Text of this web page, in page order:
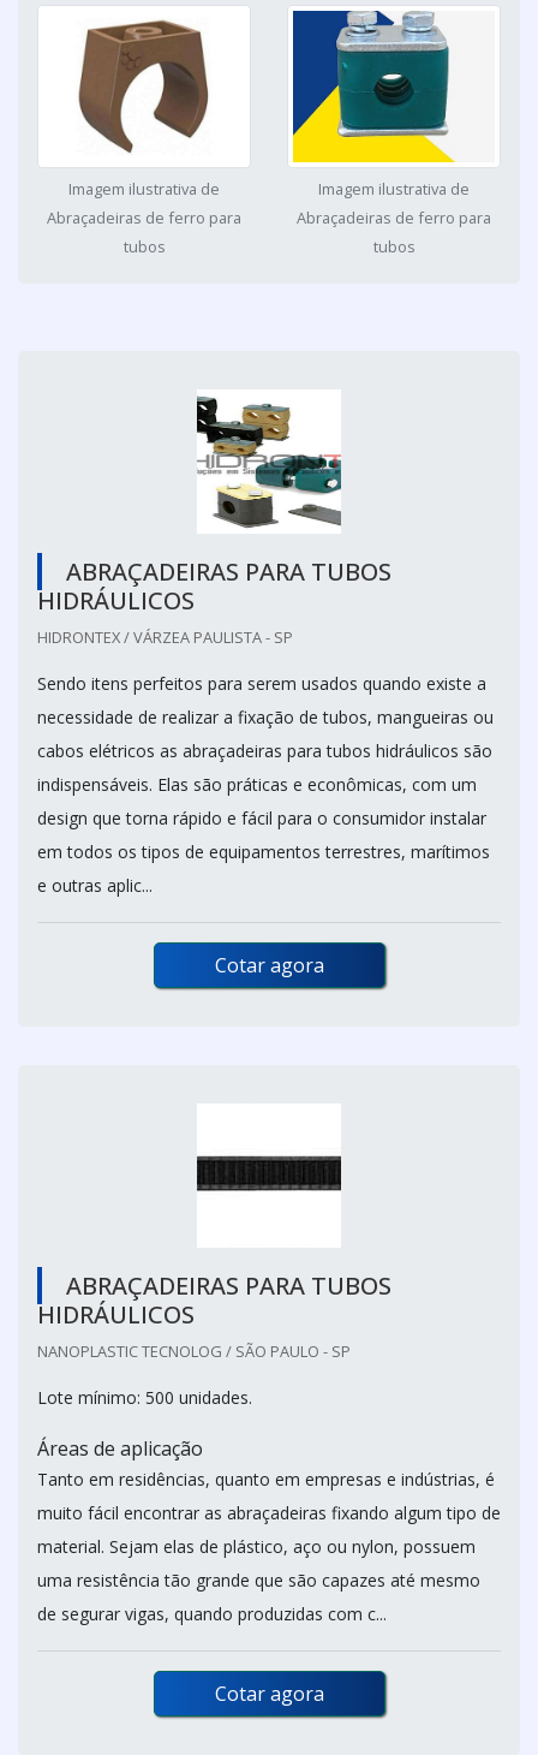
Imagem ilustrativa de
Abraçadeiras de ferro para
tubos
Imagem ilustrativa de
Abraçadeiras de ferro para
tubos
ABRAÇADEIRAS PARA TUBOS
HIDRÁULICOS
HIDRONTEX / VÁRZEA PAULISTA - SP
Sendo itens perfeitos para serem usados quando existe a
necessidade de realizar a fixação de tubos, mangueiras ou
cabos elétricos as abraçadeiras para tubos hidráulicos são
indispensáveis. Elas são práticas e econômicas, com um
design que torna rápido e fácil para o consumidor instalar
em todos os tipos de equipamentos terrestres, marítimos
e outras aplic...
Cotar agora
ABRAÇADEIRAS PARA TUBOS
HIDRÁULICOS
NANOPLASTIC TECNOLOG / SÃO PAULO - SP
Lote mínimo: 500 unidades.
Áreas de aplicação
Tanto em residências, quanto em empresas e indústrias, é
muito fácil encontrar as abraçadeiras fixando algum tipo de
material. Sejam elas de plástico, aço ou nylon, possuem
uma resistência tão grande que são capazes até mesmo
de segurar vigas, quando produzidas com c...
Cotar agora